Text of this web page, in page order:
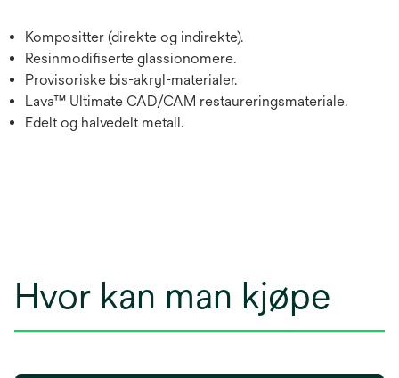
Kompositter (direkte og indirekte).
Resinmodifiserte glassionomere.
Provisoriske bis-akryl-materialer.
Lava™ Ultimate CAD/CAM restaureringsmateriale.
Edelt og halvedelt metall.
Hvor kan man kjøpe